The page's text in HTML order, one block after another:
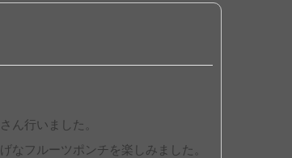
ん行いました。
なフルーツポンチを楽しみました。